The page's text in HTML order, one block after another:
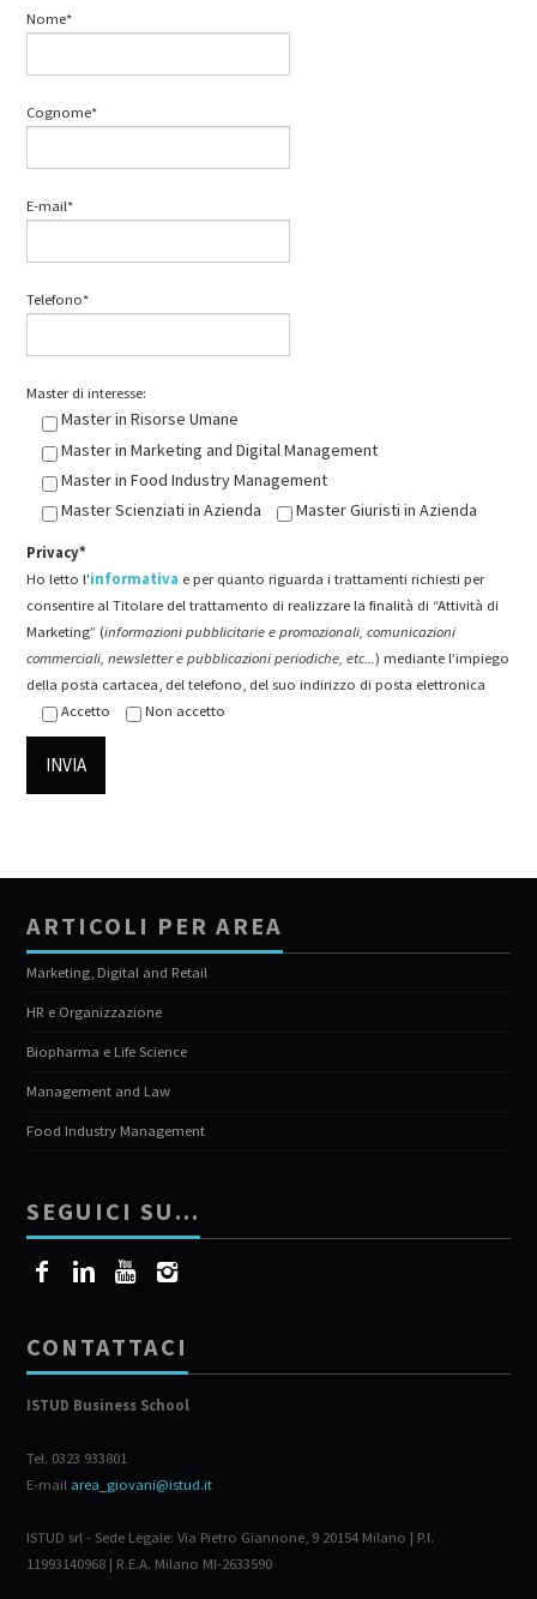
Nome*
Cognome*
E-mail*
Telefono*
Master di interesse:
Master in Risorse Umane
Master in Marketing and Digital Management
Master in Food Industry Management
Master Scienziati in Azienda
Master Giuristi in Azienda
Privacy*
Ho letto l'informativa e per quanto riguarda i trattamenti richiesti per
consentire al Titolare del trattamento di realizzare la finalità di “Attività di
Marketing” (informazioni pubblicitarie e promozionali, comunicazioni
commerciali, newsletter e pubblicazioni periodiche, etc...) mediante l’impiego
della posta cartacea, del telefono, del suo indirizzo di posta elettronica
Accetto
Non accetto
ARTICOLI PER AREA
Marketing, Digital and Retail
HR e Organizzazione
Biopharma e Life Science
Management and Law
Food Industry Management
SEGUICI SU…
CONTATTACI
ISTUD Business School
Tel. 0323 933801
E-mail area_giovani@istud.it
ISTUD srl - Sede Legale: Via Pietro Giannone, 9 20154 Milano | P.I.
11993140968 | R.E.A. Milano MI-2633590